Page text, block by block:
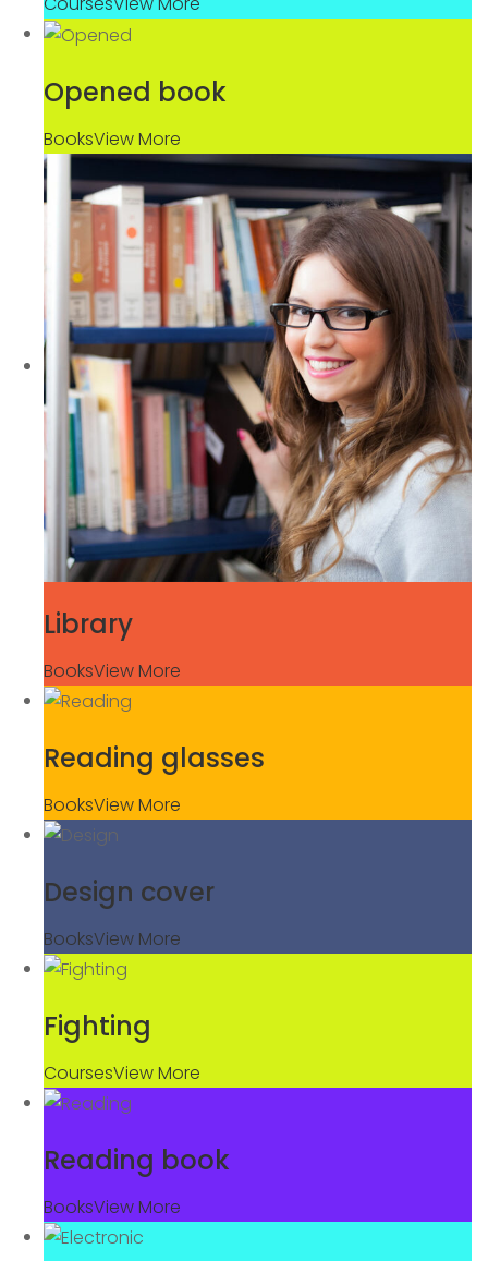
Opened book
BooksView More
Library
BooksView More
Reading glasses
BooksView More
Design cover
BooksView More
Fighting
CoursesView More
Reading book
BooksView More